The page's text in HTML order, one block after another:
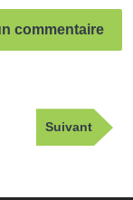
Article
suivant
Suivant